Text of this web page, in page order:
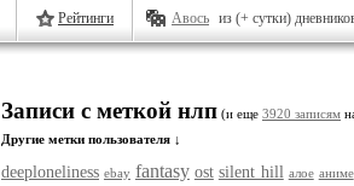
Рейтинги Авось из (+ сутки)
Записи с меткой нлп (и еще 3920 записям
Другие метки пользователя ↓
deeploneliness ebay fantasy ost silent hill алое аниме